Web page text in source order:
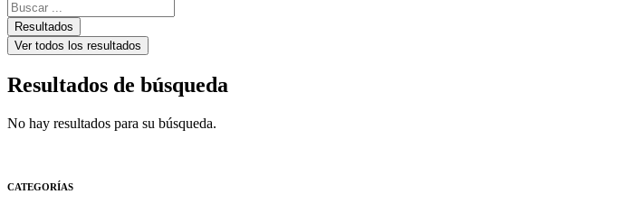
Search
...Resultados
Ver todos los resultados
Resultados de búsqueda
No hay resultados para su búsqueda.
CATEGORÍAS